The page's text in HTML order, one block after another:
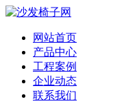
网站首页
产品中心
工程案例
企业动态
联系我们